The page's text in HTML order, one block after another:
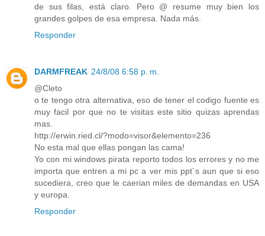
de sus filas, está claro. Pero @ resume muy bien los
grandes golpes de esa empresa. Nada más.
Responder
DARMFREAK 24/8/08 6:58 p. m.
@Cleto
o te tengo otra alternativa, eso de tener el codigo fuente es
muy facil por que no te visitas este sitio quizas aprendas
mas.
http://erwin.ried.cl/?modo=visor&elemento=236
No esta mal que ellas pongan las cama!
Yo con mi windows pirata reporto todos los errores y no me
importa que entren a mi pc a ver mis ppt´s aun que si eso
sucediera, creo que le caerian miles de demandas en USA
y europa.
Responder